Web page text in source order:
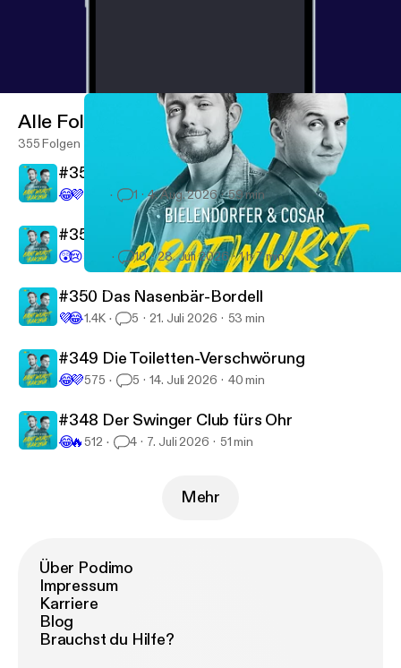
Bratwurst und Baklava - mit Özcan Cosar und Bastian
Alle Folgen
355 Folgen
#352 Auf Materijajaajaaal
😂💜 1 4. Aug. 2026 59 min
#351 T wie Tollwut
😲😢 10 28. Juli 2026 1 h 7 min
#350 Das Nasenbär-Bordell
💜😂1.4K 5 21. Juli 2026 53 min
#349 Die Toiletten-Verschwörung
😂💜575 5 14. Juli 2026 40 min
#348 Der Swinger Club fürs Ohr
😂🔥 512 4 7. Juli 2026 51 min
Mehr
Über Podimo
Impressum
Karriere
Blog
Brauchst du Hilfe?